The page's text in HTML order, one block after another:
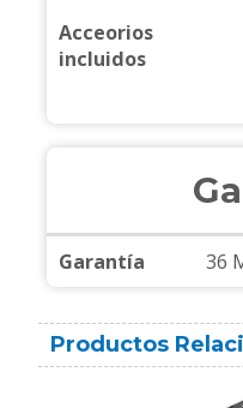
Acceorios
incluidos
Garantía 36
Productos